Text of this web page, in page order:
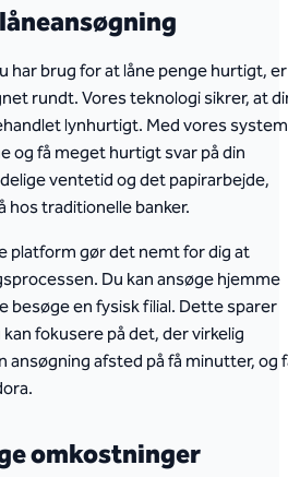
har brug for at låne penge hurtigt, er
rundt. Vores teknologi sikrer, at
lynhurtigt. Med vores system
og få meget hurtigt svar på din
ventetid og det papirarbejde,
traditionelle banker.
platform gør det nemt for dig at
Du kan ansøge hjemme
besøge en fysisk filial. Dette sparer
fokusere på det, der virkelig
ansøgning afsted på få minutter, og
omkostninger